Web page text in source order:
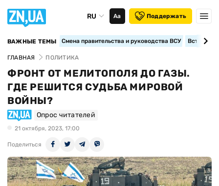
RU Аа Поддержать
ВАЖНЫЕ ТЕМЫ Смена правительства и руководства ВСУ
ГЛАВНАЯ ПОЛИТИКА
ФРОНТ ОТ МЕЛИТОПОЛЯ ДО ГАЗЫ.
ГДЕ РЕШИТСЯ СУДЬБА МИРОВОЙ
ВОЙНЫ?
Опрос читателей
21 октября, 2023, 17:00
Поделиться